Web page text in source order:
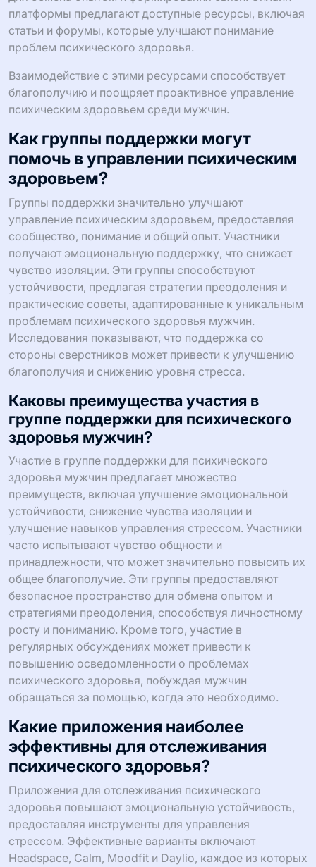
платформы предлагают доступные ресурсы, включая
статьи и форумы, которые улучшают понимание
проблем психического здоровья.
Взаимодействие с этими ресурсами способствует
благополучию и поощряет проактивное управление
психическим здоровьем среди мужчин.
Как группы поддержки могут
помочь в управлении психическим
здоровьем?
Группы поддержки значительно улучшают
управление психическим здоровьем, предоставляя
сообщество, понимание и общий опыт. Участники
получают эмоциональную поддержку, что снижает
чувство изоляции. Эти группы способствуют
устойчивости, предлагая стратегии преодоления и
практические советы, адаптированные к уникальным
проблемам психического здоровья мужчин.
Исследования показывают, что поддержка со
стороны сверстников может привести к улучшению
благополучия и снижению уровня стресса.
Каковы преимущества участия в
группе поддержки для психического
здоровья мужчин?
Участие в группе поддержки для психического
здоровья мужчин предлагает множество
преимуществ, включая улучшение эмоциональной
устойчивости, снижение чувства изоляции и
улучшение навыков управления стрессом. Участники
часто испытывают чувство общности и
принадлежности, что может значительно повысить их
общее благополучие. Эти группы предоставляют
безопасное пространство для обмена опытом и
стратегиями преодоления, способствуя личностному
росту и пониманию. Кроме того, участие в
регулярных обсуждениях может привести к
повышению осведомленности о проблемах
психического здоровья, побуждая мужчин
обращаться за помощью, когда это необходимо.
Какие приложения наиболее
эффективны для отслеживания
психического здоровья?
Приложения для отслеживания психического
здоровья повышают эмоциональную устойчивость,
предоставляя инструменты для управления
стрессом. Эффективные варианты включают
Headspace, Calm, Moodfit и Daylio, каждое из которых